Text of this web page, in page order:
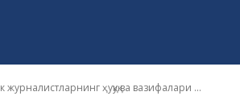
ҳуқуқ ва вазифалари ...